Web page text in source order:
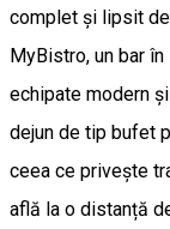
complet și lipsit
MyBistro, un bar
echipate modern
dejun de tip bufet
ceea ce privește
află la o distanță